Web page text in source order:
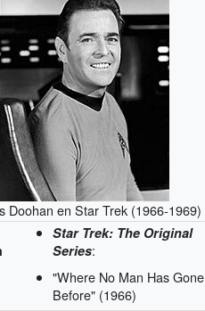
Doohan en Star Trek (1966-1969)
Star Trek: The Original
Series:
"Where No Man Has Gone
Before" (1966)